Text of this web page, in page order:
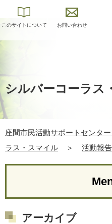
このサイトについて お問い合わせ
シルバーコーラス
座間市民活動サポートセンタ
ラス・スマイル
＞ 活動報告
アーカイブ